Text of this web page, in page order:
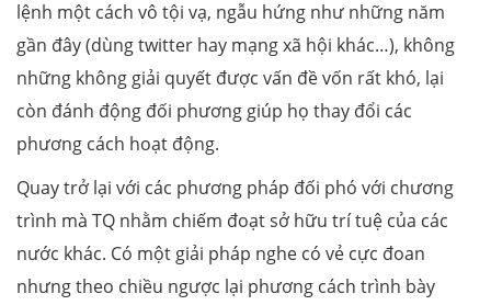
lệnh một cách vô tội vạ, ngẫu hứng như những năm
gần đây (dùng twitter hay mạng xã hội khác…), không
những không giải quyết được vấn đề vốn rất khó, lại
còn đánh động đối phương giúp họ thay đổi các
phương cách hoạt động.
Quay trở lại với các phương pháp đối phó với chương
trình mà TQ nhằm chiếm đoạt sở hữu trí tuệ của các
nước khác. Có một giải pháp nghe có vẻ cực đoan
nhưng theo chiều ngược lại phương cách trình bày